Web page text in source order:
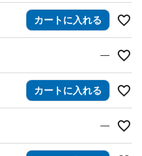
カートに入れる
—
カートに入れる
—